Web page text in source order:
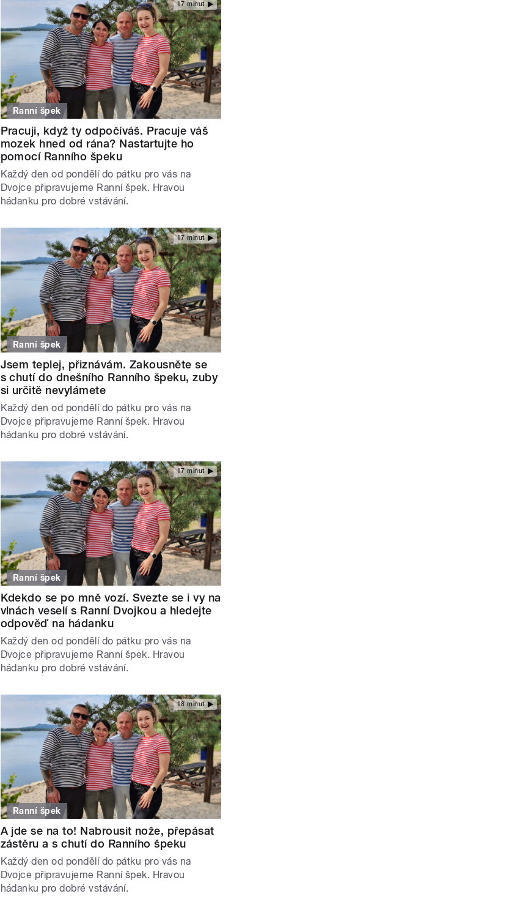
17 minut
Ranní špek
Pracuji, když ty odpočíváš. Pracuje váš
mozek hned od rána? Nastartujte ho
pomocí Ranního špeku
Každý den od pondělí do pátku pro vás na
Dvojce připravujeme Ranní špek. Hravou
hádanku pro dobré vstávání.
17 minut
Ranní špek
Jsem teplej, přiznávám. Zakousněte se
s chutí do dnešního Ranního špeku, zuby
si určitě nevylámete
Každý den od pondělí do pátku pro vás na
Dvojce připravujeme Ranní špek. Hravou
hádanku pro dobré vstávání.
17 minut
Ranní špek
Kdekdo se po mně vozí. Svezte se i vy na
vlnách veselí s Ranní Dvojkou a hledejte
odpověď na hádanku
Každý den od pondělí do pátku pro vás na
Dvojce připravujeme Ranní špek. Hravou
hádanku pro dobré vstávání.
18 minut
Ranní špek
A jde se na to! Nabrousit nože, přepásat
zástěru a s chutí do Ranního špeku
Každý den od pondělí do pátku pro vás na
Dvojce připravujeme Ranní špek. Hravou
hádanku pro dobré vstávání.